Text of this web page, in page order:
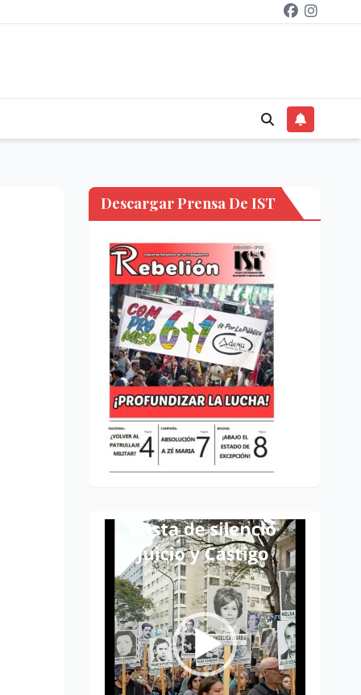
Descargar Prensa De IST
Reproductor
vídeo